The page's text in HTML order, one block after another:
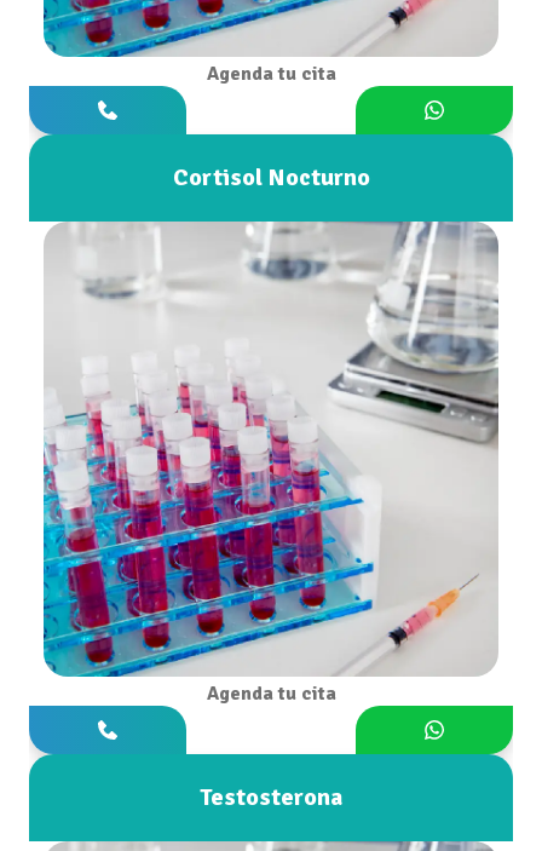
Agenda tu cita
Cortisol Nocturno
Agenda tu cita
Testosterona